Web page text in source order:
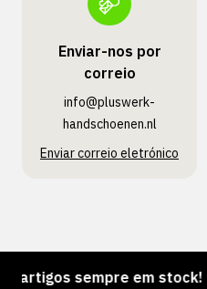
Enviar-nos por
correio
info@pluswerk­
handschoenen.nl
Enviar correio eletrónico
sempre em stock!